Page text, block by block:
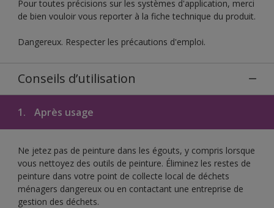
Pour toutes précisions sur les systèmes d'application, merci
de bien vouloir vous reporter à la fiche technique du produit.
Dangereux. Respecter les précautions d'emploi.
Conseils d’utilisation
1. Après usage
Ne jetez pas de peinture dans les égouts, y compris lorsque
vous nettoyez des outils de peinture. Éliminez les restes de
peinture dans votre point de collecte local de déchets
ménagers dangereux ou en contactant une entreprise de
gestion des déchets.